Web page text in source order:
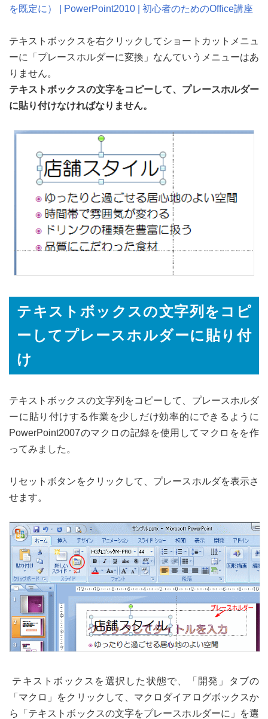
を既定に） | PowerPoint2010 | 初心者のためのOffice講座
テキストボックスを右クリックしてショートカットメニュ
ーに「プレースホルダーに変換」なんていうメニューはあ
りません。
テキストボックスの文字をコピーして、プレースホルダー
に貼り付けなければなりません。
テキストボックスの文字列をコピ
ーしてプレースホルダーに貼り付
け
テキストボックスの文字列をコピーして、プレースホルダ
ーに貼り付けする作業を少しだけ効率的にできるように
PowerPoint2007のマクロの記録を使用してマクロをを作
ってみました。
リセットボタンをクリックして、プレースホルダを表示さ
せます。
テキストボックスを選択した状態で、「開発」タブの
「マクロ」をクリックして、マクロダイアログボックスか
ら「テキストボックスの文字をプレースホルダーに」を選